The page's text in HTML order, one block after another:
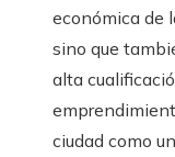
económica de
sino que
alta
ciudad como